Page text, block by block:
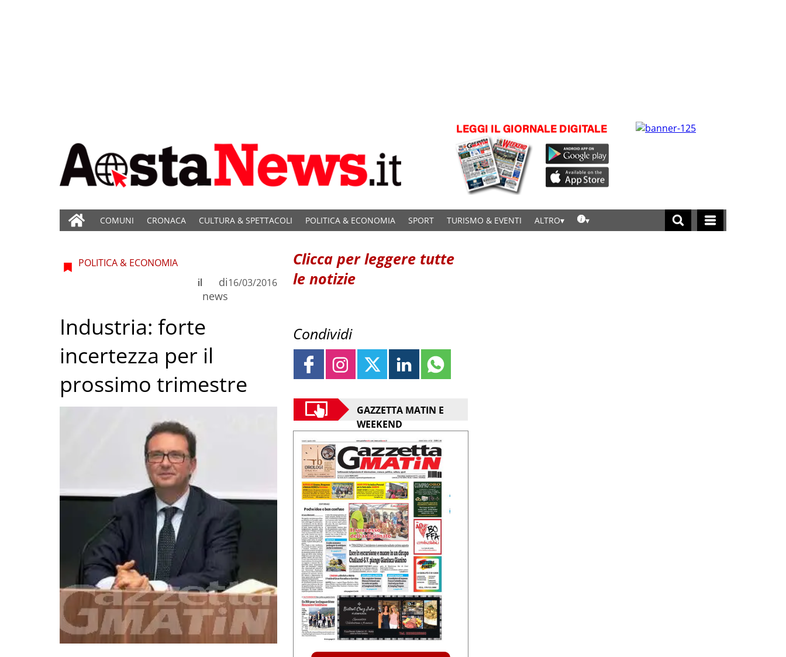
COMUNI CRONACA CULTURA & SPETTACOLI POLITICA & ECONOMIA SPORT TURISMO & EVENTI ALTRO
POLITICA & ECONOMIA
di
news
il 16/03/2016
Industria: forte
incertezza per il
prossimo trimestre
Clicca per leggere tutte
le notizie
Condividi
GAZZETTA MATIN E
WEEKEND